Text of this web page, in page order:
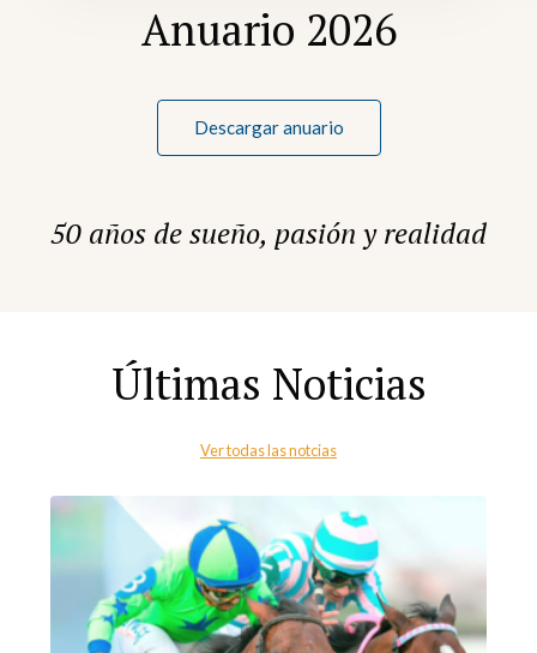
Anuario 2026
Descargar anuario
50 años de sueño, pasión y realidad
Últimas Noticias
Ver todas las notcias